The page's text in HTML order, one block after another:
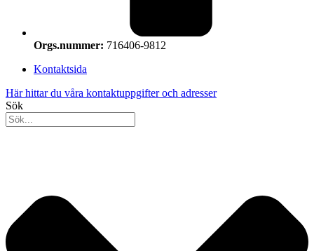
Orgs.nummer: 716406-9812
Kontaktsida
Här hittar du våra kontaktuppgifter och adresser
Sök